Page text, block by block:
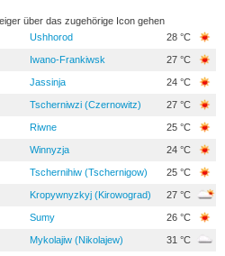
über das zugehörige Icon gehen
Ushhorod 28 °C
Iwano-Frankiwsk 27 °C
Jassinja 24 °C
Tscherniwzi (Czernowitz) 27 °C
Riwne 25 °C
Winnyzja 24 °C
Tschernihiw (Tschernigow) 25 °C
Kropywnyzkyj (Kirowograd) 27 °C
Sumy 26 °C
Mykolajiw (Nikolajew) 31 °C